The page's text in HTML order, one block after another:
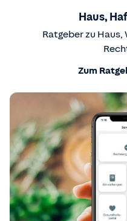
Haus,
Ratgeber zu
Zum